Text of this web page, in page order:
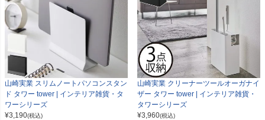
山崎実業 スリムノートパソコンスタン
ド タワー tower | インテリア雑貨・タ
ワーシリーズ
¥3,190(税込)
山崎実業 クリーナーツールオーガナイ
ザー タワー tower | インテリア雑貨・
タワーシリーズ
¥3,960(税込)